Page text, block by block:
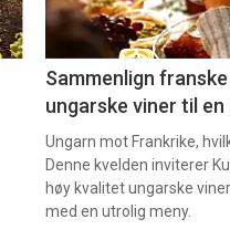
5
Sammenlign
ungarske viner til
Ungarn mot Frankrike,
Denne kvelden inviterer
høy kvalitet ungarske
med en utrolig meny.